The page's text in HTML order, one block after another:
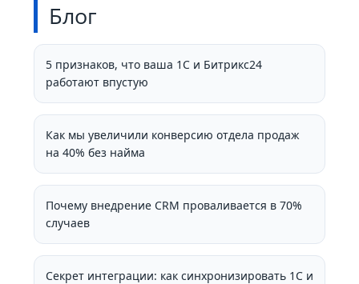
Блог
5 признаков, что ваша 1С и Битрикс24
работают впустую
Как мы увеличили конверсию отдела продаж
на 40% без найма
Почему внедрение CRM проваливается в 70%
случаев
Секрет интеграции: как синхронизировать 1С и